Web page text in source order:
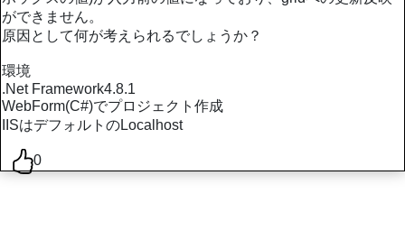
ができません。
原因として何が考えられるでしょうか？
環境
.Net Framework4.8.1
WebForm(C#)でプロジェクト作成
IISはデフォルトのLocalhost
0